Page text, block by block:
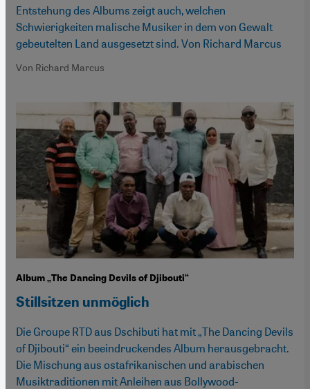
Entstehung des Albums zeigt auch, welchen
Schwierigkeiten malische Musiker in dem von Gewalt
gebeutelten Land ausgesetzt sind. Von Richard Marcus
Von Richard Marcus
Album „The Dancing Devils of Djibouti“
Stillsitzen unmöglich
Die Groupe RTD aus Dschibuti hat mit „The Dancing Devils
of Djibouti“ ein beeindruckendes Album herausgebracht.
Die Mischung aus ostafrikanischen und arabischen
Musiktraditionen mit Anleihen aus Bollywood-